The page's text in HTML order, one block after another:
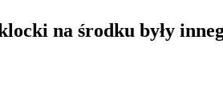
na środku były